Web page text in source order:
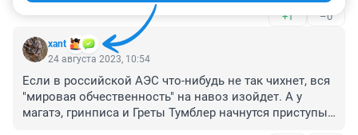
+1 –0
xant
24 августа 2023, 10:54
Если в российской АЭС что-нибудь не так чихнет, вся
"мировая обчественность" на навоз изойдет. А у
магатэ, гринписа и Греты Тумблер начнутся приступы